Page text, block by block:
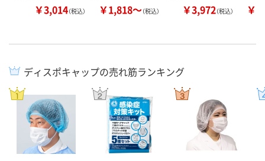
￥3,014（税込） ￥1,818～（税込） ￥3,972（税込） ￥
ディスポキャップの売れ筋ランキング